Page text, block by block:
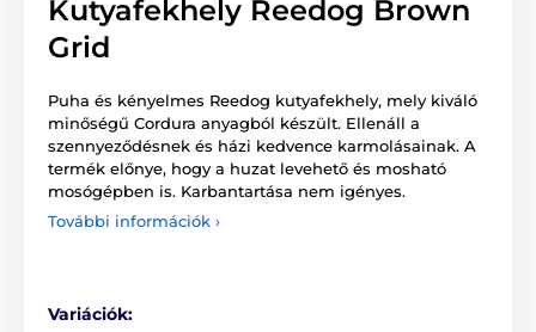
Kutyafekhely Reedog Brown
Grid
Puha és kényelmes Reedog kutyafekhely, mely kiváló
minőségű Cordura anyagból készült. Ellenáll a
szennyeződésnek és házi kedvence karmolásainak. A
termék előnye, hogy a huzat levehető és mosható
mosógépben is. Karbantartása nem igényes.
További információk ›
Variációk: